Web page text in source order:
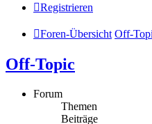
Registrieren
Foren-Übersicht Off-
Off-Topic
Forum
Themen
Beiträge